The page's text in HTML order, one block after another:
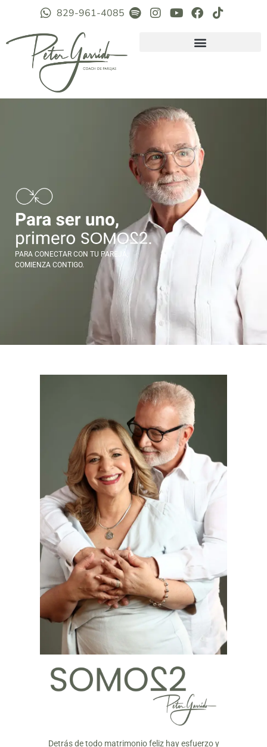
829-961-4085
PARA CONECTAR CON TU PAREJA,
COMIENZA CONTIGO.
Detrás de todo matrimonio feliz hay esfuerzo y